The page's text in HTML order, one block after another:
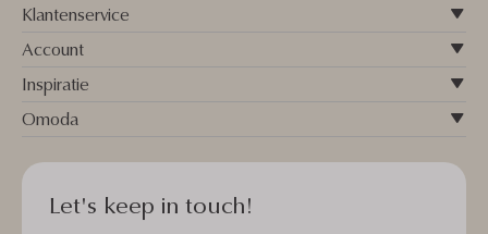
Klantenservice
Account
Inspiratie
Omoda
Let's keep in touch!